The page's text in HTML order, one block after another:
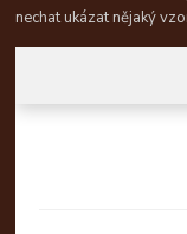
nechat ukázat nějaký